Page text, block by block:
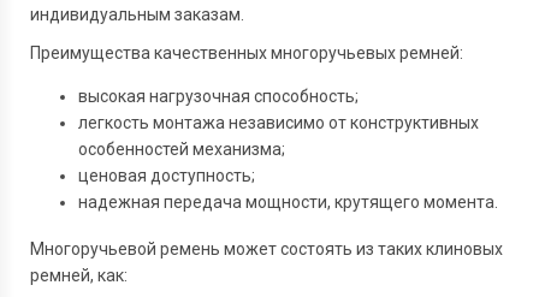
индивидуальным заказам.
Преимущества качественных многоручьевых ремней:
высокая нагрузочная способность;
легкость монтажа независимо от конструктивных
особенностей механизма;
ценовая доступность;
надежная передача мощности, крутящего момента.
Многоручьевой ремень может состоять из таких клиновых
ремней, как: